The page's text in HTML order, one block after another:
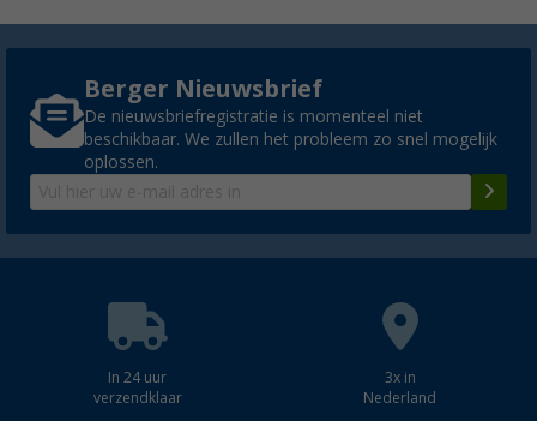
Berger Nieuwsbrief
De nieuwsbriefregistratie is momenteel niet
beschikbaar. We zullen het probleem zo snel mogelijk
oplossen.
In 24 uur
verzendklaar
3x in
Nederland